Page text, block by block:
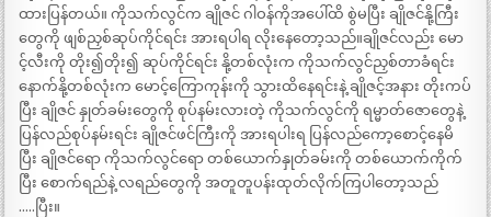
ထားပြန်တယ်။ ကိုသက်လွင်က ချိုဇင် ဂါဝန်ကိုအပေါ်ထိ စွဲမပြီး ချိုဇင်နို့ကြီး
တွေကို ဖျစ်ညှစ်ဆုပ်ကိုင်ရင်း အားရပါရ လိုးနေတော့သည်။ချိုဇင်လည်း မော
င့်လီးကို တိုး၍တိုး၍ ဆုပ်ကိုင်ရင်း နို့တစ်လုံးက ကိုသက်လွင်ညှစ်တာခံရင်း
နောက်နို့တစ်လုံးက မောင့်ကြောကုန်းကို သွားထိနေရင်းနဲ့ ချိုဇင့်အနား တိုးကပ်
ပြီး ချိုဇင် နှုတ်ခမ်းတွေကို စုပ်နမ်းလားတဲ့ ကိုသက်လွင်ကို ရမ္မာတ်ဇောတွေနဲ့
ပြန်လည်စုပ်နမ်းရင်း ချိုဇင်ဖင်ကြီးကို အားရပါးရ ပြန်လည်ကော့စောင့်နေမိ
ပြီး ချိုဇင်ရော ကိုသက်လွင်ရော တစ်ယောက်နှုတ်ခမ်းကို တစ်ယောက်ကိုက်
ပြီး စောက်ရည်နဲ့ လရည်တွေကို အတူတူပန်းထုတ်လိုက်ကြပါတော့သည်
…..ပြီး။